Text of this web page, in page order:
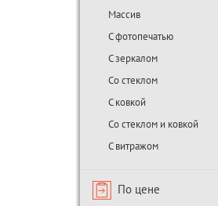
Массив
С фотопечатью
С зеркалом
Со стеклом
С ковкой
Со стеклом и ковкой
С витражом
По цене